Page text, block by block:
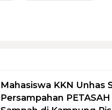
Mahasiswa KKN Unhas
Persampahan